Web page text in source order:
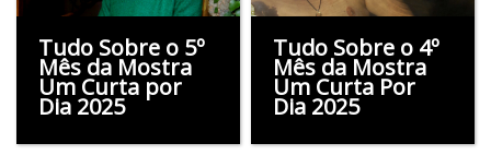
Tudo Sobre o 5º
Mês da Mostra
Um Curta por
Dia 2025
Tudo Sobre o 4º
Mês da Mostra
Um Curta Por
Dia 2025